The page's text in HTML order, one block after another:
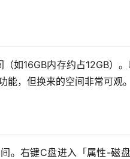
如16GB内存约占12GB）
，但换来的空间非常可观。
。右键C盘进入「属性-磁